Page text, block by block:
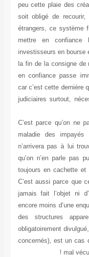
peu cette plaie des
soit obligé de
étrangers, ce système
mettre en confiance
investisseurs en bourse
la fin de la consigne de
en confiance passe
car c’est cette dernière
judiciaires surtout,
C’est parce qu’on ne
maladie des impayés
n’arrivera pas à lui
qu’on n’en parle pas
toujours en cachette
C’est aussi parce que
jamais fait l’objet ni
encore moins d’une
des structures
obligatoirement
concernés), est un cas
mal